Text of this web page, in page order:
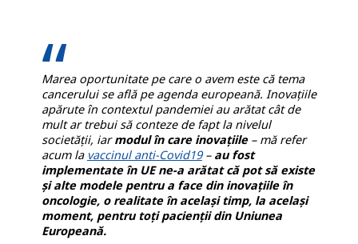
Marea oportunitate pe care o avem este că tema
cancerului se află pe agenda europeană. Inovațiile
apărute în contextul pandemiei au arătat cât de
mult ar trebui să conteze de fapt la nivelul
societății, iarmodul în care inovațiile– mă refer
acum la vaccinul anti-Covid19– au fost
implementate în UE ne-a arătat că pot să existe
și alte modele pentru a face din inovațiile în
oncologie, o realitate în același timp, la același
moment, pentru toți pacienții din Uniunea
Europeană.